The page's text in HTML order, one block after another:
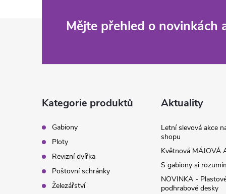
Mějte přehled o novinkách
Kategorie produktů
Gabiony
Ploty
Revizní dvířka
Poštovní schránky
Železářství
Aktuality
Letní slevová akce
shopu
Květnová MÁJOVÁ
S gabiony si
NOVINKA -
podhrabové desky